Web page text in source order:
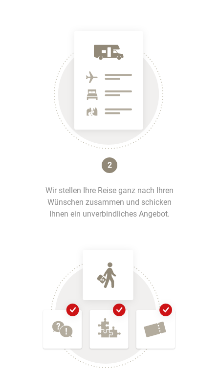
2
Wir stellen Ihre Reise ganz nach Ihren
Wünschen zusammen und schicken
Ihnen ein unverbindliches Angebot.